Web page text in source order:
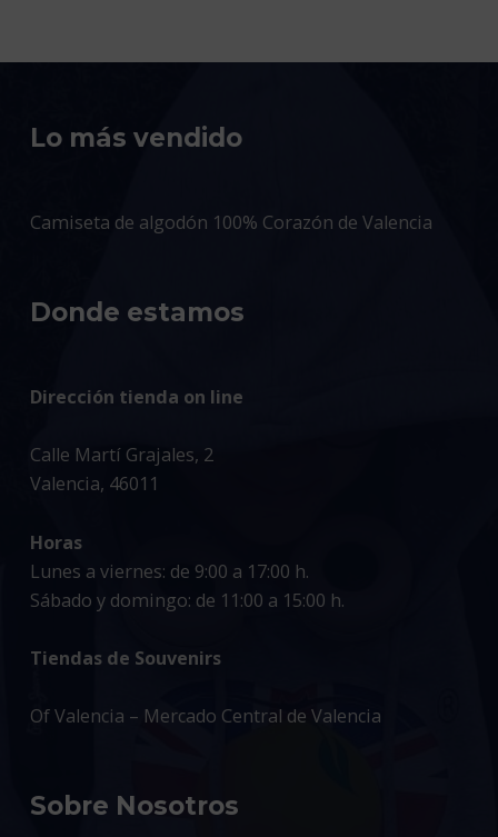
Lo más vendido
Camiseta de algodón 100% Corazón de Valencia
Donde estamos
Dirección tienda on line
Calle Martí Grajales, 2
Valencia, 46011
Horas
Lunes a viernes: de 9:00 a 17:00 h.
Sábado y domingo: de 11:00 a 15:00 h.
Tiendas de Souvenirs
Of Valencia – Mercado Central de Valencia
Sobre Nosotros